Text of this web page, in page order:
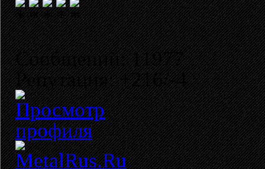
Сообщений: 11977
Репутация: +216/-4